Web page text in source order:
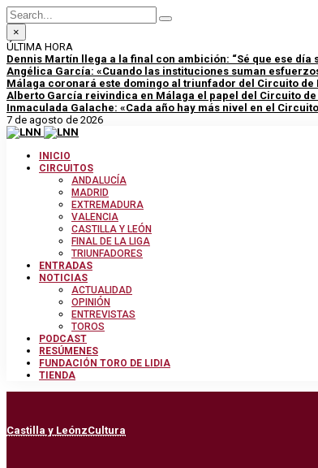
×
ÚLTIMA HORA
Dennis Martín llega a la final con ambición: “Sé que ese
Angélica García: «Cuando las instituciones suman
Málaga coronará este domingo al triunfador del Circuito de
Alberto García reivindica en Málaga el papel del Circuito
Inmaculada Galache: «Cada año hay más nivel en el
7 de agosto de 2026
INICIO
CIRCUITOS
ANDALUCÍA
MADRID
EXTREMADURA
VALENCIA
CASTILLA Y LEÓN
FINAL DE LA LIGA
TRIUNFADORES
ENTRADAS
NOTICIAS
ACTUALIDAD
OPINIÓN
ENTREVISTAS
TOROS
PODCAST
RESÚMENES
FUNDACIÓN TORO DE LIDIA
TIENDA
Castilla y LeónzCultura